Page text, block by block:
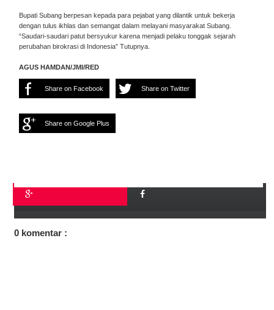
Bupati Subang berpesan kepada para pejabat yang dilantik untuk bekerja
dengan tulus ikhlas dan semangat dalam melayani masyarakat Subang.
“Saudari-saudari patut bersyukur karena menjadi pelaku tonggak sejarah
perubahan birokrasi di Indonesia” Tutupnya.
AGUS HAMDAN/JMI/RED
Share on Facebook Share on Twitter
Share on Google Plus
0 komentar :